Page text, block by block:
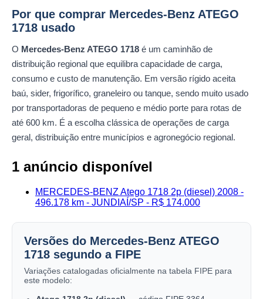
Por que comprar Mercedes-Benz ATEGO
1718 usado
O Mercedes-Benz ATEGO 1718 é um caminhão de
distribuição regional que equilibra capacidade de carga,
consumo e custo de manutenção. Em versão rígido aceita
baú, sider, frigorífico, graneleiro ou tanque, sendo muito usado
por transportadoras de pequeno e médio porte para rotas de
até 600 km. É a escolha clássica de operações de carga
geral, distribuição entre municípios e agronegócio regional.
1 anúncio disponível
MERCEDES-BENZ Atego 1718 2p (diesel) 2008 -
496.178 km - JUNDIAÍ/SP - R$ 174.000
Versões do Mercedes-Benz ATEGO
1718 segundo a FIPE
Variações catalogadas oficialmente na tabela FIPE para
este modelo: